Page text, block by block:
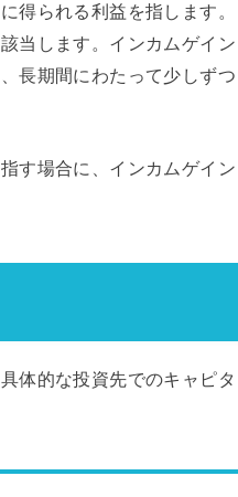
得られる利益を指します。
当します。インカムゲイン
長期間にわたって少しずつ
す場合に、インカムゲイン
体的な投資先でのキャピタ